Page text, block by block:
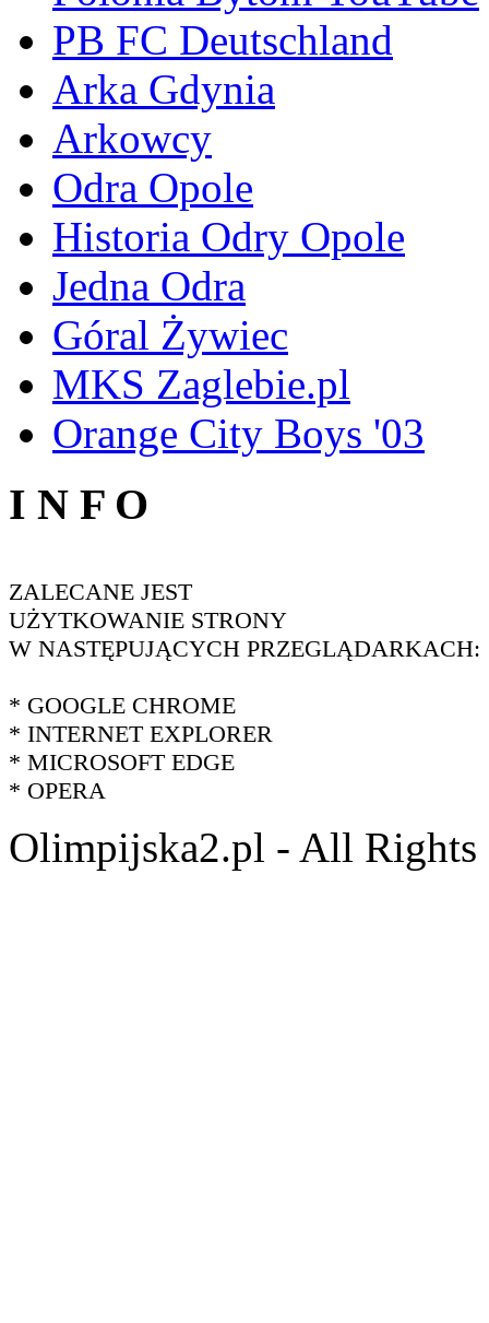
PB FC Deutschland
Arka Gdynia
Arkowcy
Odra Opole
Historia Odry Opole
Jedna Odra
Góral Żywiec
MKS Zaglebie.pl
Orange City Boys '03
I N F O
ZALECANE JEST
UŻYTKOWANIE STRONY
W NASTĘPUJĄCYCH PRZEGLĄDARKACH:
* GOOGLE CHROME
* INTERNET EXPLORER
* MICROSOFT EDGE
* OPERA
Olimpijska2.pl - All Rights